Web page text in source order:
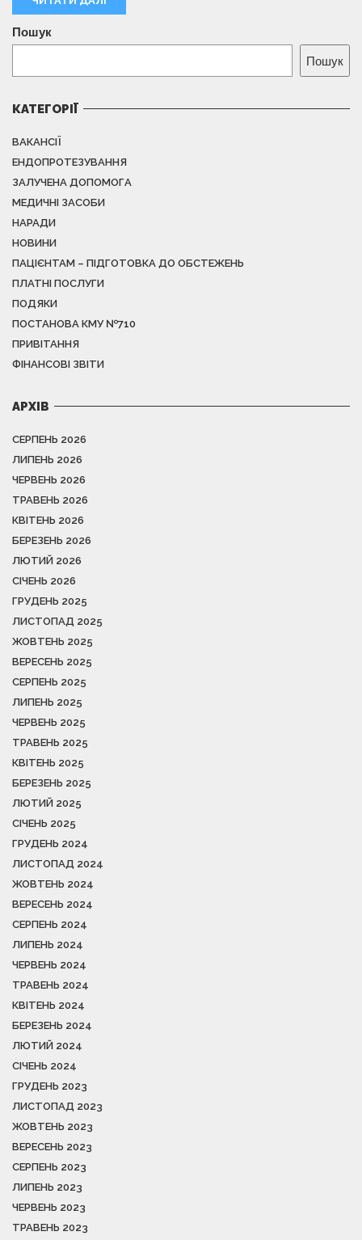
Пошук
Пошук
КАТЕГОРІЇ
ВАКАНСІЇ
ЕНДОПРОТЕЗУВАННЯ
ЗАЛУЧЕНА ДОПОМОГА
МЕДИЧНІ ЗАСОБИ
НАРАДИ
НОВИНИ
ПАЦІЄНТАМ – ПІДГОТОВКА ДО ОБСТЕЖЕНЬ
ПЛАТНІ ПОСЛУГИ
ПОДЯКИ
ПОСТАНОВА КМУ №710
ПРИВІТАННЯ
ФІНАНСОВІ ЗВІТИ
АРХІВ
СЕРПЕНЬ 2026
ЛИПЕНЬ 2026
ЧЕРВЕНЬ 2026
ТРАВЕНЬ 2026
КВІТЕНЬ 2026
БЕРЕЗЕНЬ 2026
ЛЮТИЙ 2026
СІЧЕНЬ 2026
ГРУДЕНЬ 2025
ЛИСТОПАД 2025
ЖОВТЕНЬ 2025
ВЕРЕСЕНЬ 2025
СЕРПЕНЬ 2025
ЛИПЕНЬ 2025
ЧЕРВЕНЬ 2025
ТРАВЕНЬ 2025
КВІТЕНЬ 2025
БЕРЕЗЕНЬ 2025
ЛЮТИЙ 2025
СІЧЕНЬ 2025
ГРУДЕНЬ 2024
ЛИСТОПАД 2024
ЖОВТЕНЬ 2024
ВЕРЕСЕНЬ 2024
СЕРПЕНЬ 2024
ЛИПЕНЬ 2024
ЧЕРВЕНЬ 2024
ТРАВЕНЬ 2024
КВІТЕНЬ 2024
БЕРЕЗЕНЬ 2024
ЛЮТИЙ 2024
СІЧЕНЬ 2024
ГРУДЕНЬ 2023
ЛИСТОПАД 2023
ЖОВТЕНЬ 2023
ВЕРЕСЕНЬ 2023
СЕРПЕНЬ 2023
ЛИПЕНЬ 2023
ЧЕРВЕНЬ 2023
ТРАВЕНЬ 2023